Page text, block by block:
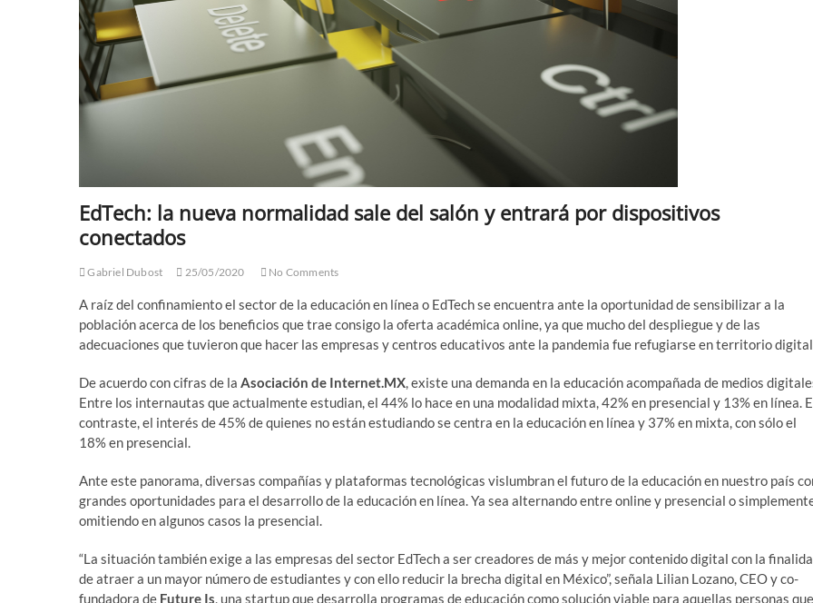
EdTech: la nueva normalidad sale del salón y entrará por dispositivos
conectados
Gabriel Dubost 25/05/2020 No Comments
A raíz del confinamiento el sector de la educación en línea o EdTech se encuentra ante la oportunidad de sensibilizar a la
población acerca de los beneficios que trae consigo la oferta académica online, ya que mucho del despliegue y de las
adecuaciones que tuvieron que hacer las empresas y centros educativos ante la pandemia fue refugiarse en territorio
De acuerdo con cifras de la Asociación de Internet.MX, existe una demanda en la educación acompañada de medios
Entre los internautas que actualmente estudian, el 44% lo hace en una modalidad mixta, 42% en presencial y 13% en línea.
contraste, el interés de 45% de quienes no están estudiando se centra en la educación en línea y 37% en mixta, con sólo el
18% en presencial.
Ante este panorama, diversas compañías y plataformas tecnológicas vislumbran el futuro de la educación en nuestro país
grandes oportunidades para el desarrollo de la educación en línea. Ya sea alternando entre online y presencial o
omitiendo en algunos casos la presencial.
“La situación también exige a las empresas del sector EdTech a ser creadores de más y mejor contenido digital con la
de atraer a un mayor número de estudiantes y con ello reducir la brecha digital en México”, señala Lilian Lozano, CEO y co-
fundadora de Future Is, una startup que desarrolla programas de educación como solución viable para aquellas personas que